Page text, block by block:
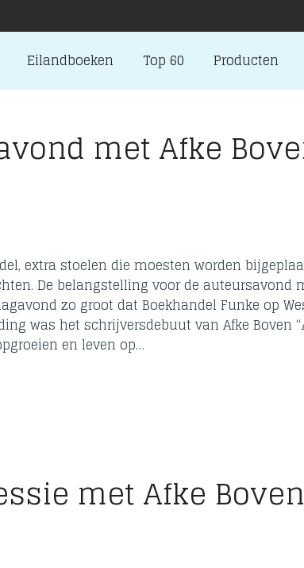
Eilandboeken Top 60 Producten
met Afke
extra stoelen die moesten worden
De belangstelling voor de auteursavond
zo groot dat Boekhandel Funke op
was het schrijversdebuut van Afke Boven
en leven op…
met Afke Boven